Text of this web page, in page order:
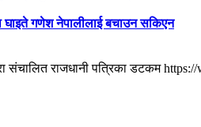
घाइते गणेश नेपालीलाई बचाउन सकिएन
संचालित राजधानी पत्रिका डटकम